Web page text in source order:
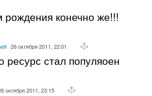
рождения конечно же!!!
26 октября 2011, 22:01
ресурс стал популяоен
октября 2011, 23:15